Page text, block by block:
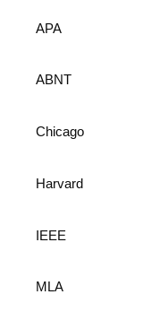
APA
ABNT
Chicago
Harvard
IEEE
MLA